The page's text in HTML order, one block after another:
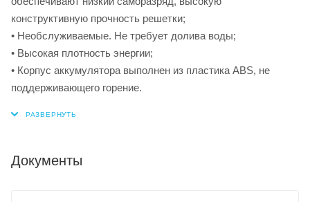
конструктивную прочность решетки;
• Необслуживаемые. Не требует долива воды;
• Высокая плотность энергии;
• Корпус аккумулятора выполнен из пластика ABS, не
поддерживающего горение.
Документы